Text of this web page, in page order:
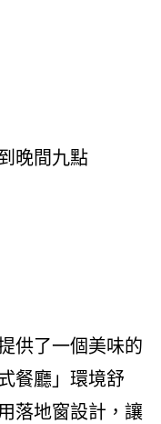
晚間九點
供了一個美味的
餐廳」環境舒
落地窗設計，讓